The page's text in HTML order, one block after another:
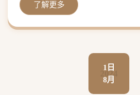
了解更多
2024
1日
8月